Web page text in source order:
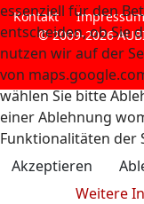
Kontakt Impressum
© 2009-2026
essenziell für den
entscheiden, ob Sie
nutzen wir auf der
von
wählen Sie bitte
einer Ablehnung
Funktionalitäten der
Akzeptieren
Weitere